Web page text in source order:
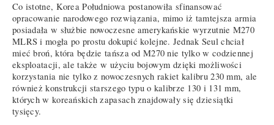
Co istotne, Korea Południowa postanowiła sfinansować
opracowanie narodowego rozwiązania, mimo iż tamtejsza armia
posiadała w służbie nowoczesne amerykańskie wyrzutnie M270
MLRS i mogła po prostu dokupić kolejne. Jednak Seul chciał
mieć broń, która będzie tańsza od M270 nie tylko w codziennej
eksploatacji, ale także w użyciu bojowym dzięki możliwości
korzystania nie tylko z nowoczesnych rakiet kalibru 230 mm, ale
również konstrukcji starszego typu o kalibrze 130 i 131 mm,
których w koreańskich zapasach znajdowały się dziesiątki
tysięcy.